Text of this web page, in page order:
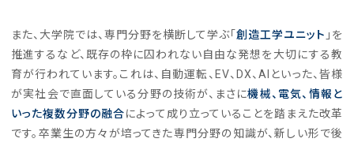
また、大学院では、専門分野を横断して学ぶ「創造工学ユニット 」を
推進するなど、既存の枠に囚われない自由な発想を大切にする教
育が行われています。これは、自動運転、EV、DX、AIといった、皆様
が実社会で直面している分野の技術が、まさに機械、電気、情報と
いった複数分野の融合によって成り立っていることを踏まえた改革
です。卒業生の方々が培ってきた専門分野の知識が、新しい形で後